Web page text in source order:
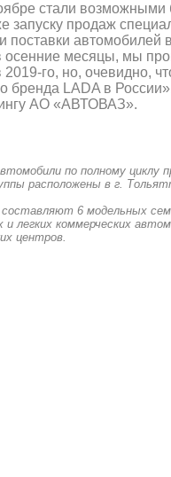
стали возможными
запуску продаж
автомобилей
месяцы, мы
го, но, очевидно,
бренда LADA в
АО «АВТОВАЗ».
по полному циклу
расположены в г.
6 модельных
легких коммерческих
центров.